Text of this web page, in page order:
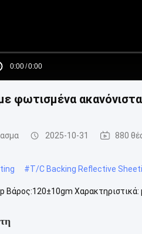
Time
0:00/0:00
φωτισμένα
2025-10-31 880
#T/C Backing Reflective
Βάρος:120±10gm